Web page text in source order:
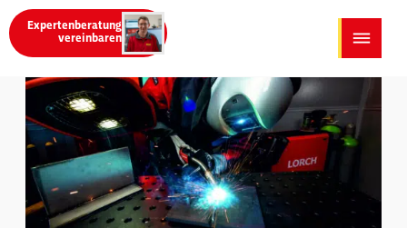
Menü überspringen
Menü überspringen
Expertenberatung
vereinbaren